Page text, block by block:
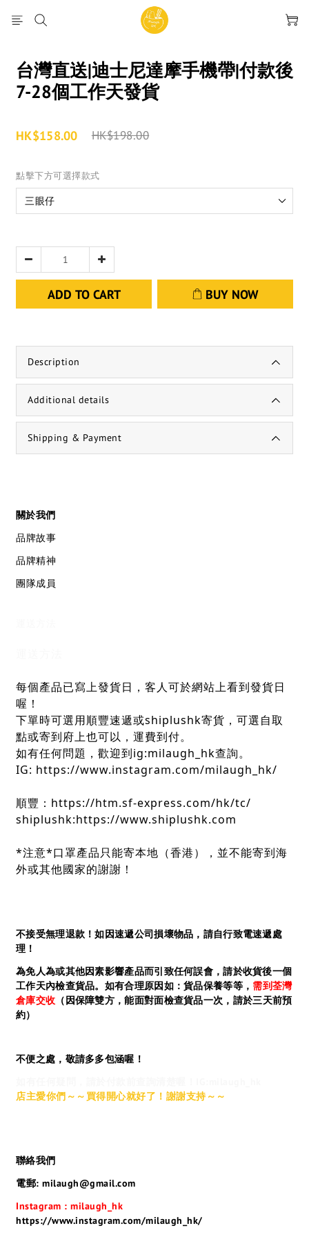
台灣直送|迪士尼達摩手機帶|付款後
7-28個工作天發貨
HK$158.00 HK$198.00
點擊下方可選擇款式
ADD TO CART BUY NOW
Description
Additional details
Shipping & Payment
關於我們
品牌故事
品牌精神
團隊成員
每個產品已寫上發貨日，客人可於網站上看到發貨日
喔！
下單時可選用順豐速遞或shiplushk寄貨，可選自取
點或寄到府上也可以，運費到付。
如有任何問題，歡迎到ig:milaugh_hk查詢。
IG: https://www.instagram.com/milaugh_hk/
順豐：https://htm.sf-express.com/hk/tc/
shiplushk:https://www.shiplushk.com
*注意*口罩產品只能寄本地（香港），並不能寄到海
外或其他國家的謝謝！
不接受無理退款！如因速遞公司損壞物品，請自行致電速遞處
理！
為免人為或其他因素影響產品而引致任何誤會，請於收貨後一個
工作天內檢查貨品。如有合理原因如：貨品保養等等， 需到荃灣
倉庫交收 （因保障雙方，能面對面檢查貨品一次，請於三天前預
約）
不便之處，敬請多多包涵喔！
店主愛你們～～買得開心就好了！謝謝支持～～
聯絡我們
電郵: milaugh@gmail.com
Instagram : milaugh_hk
https://www.instagram.com/milaugh_hk/